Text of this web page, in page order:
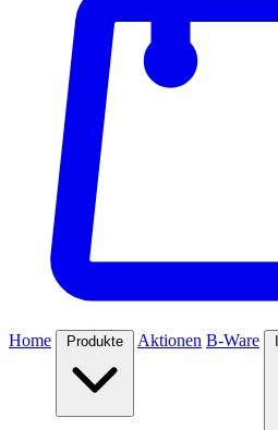
Home Produkte Aktionen B-Ware